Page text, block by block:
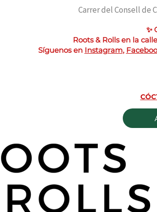
Carrer del Consell de
✨
Roots & Rolls en la
Síguenos en Instagram,